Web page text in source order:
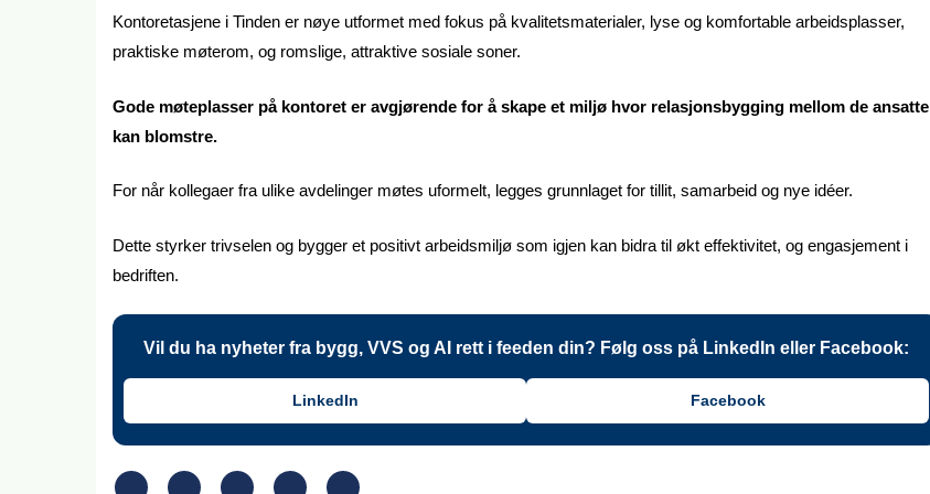
Kontoretasjene i Tinden er nøye utformet med fokus på kvalitetsmaterialer, lyse og komfortable arbeidsplasser,
praktiske møterom, og romslige, attraktive sosiale soner.
Gode møteplasser på kontoret er avgjørende for å skape et miljø hvor relasjonsbygging mellom de ansatte
kan blomstre.
For når kollegaer fra ulike avdelinger møtes uformelt, legges grunnlaget for tillit, samarbeid og nye idéer.
Dette styrker trivselen og bygger et positivt arbeidsmiljø som igjen kan bidra til økt effektivitet, og engasjement i
bedriften.
Vil du ha nyheter fra bygg, VVS og AI rett i feeden din? Følg oss på LinkedIn eller Facebook:
LinkedIn Facebook